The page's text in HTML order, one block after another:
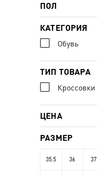
ПОЛ
КАТЕГОРИЯ
Обувь
ТИП ТОВАРА
Кроссовки
ЦЕНА
РАЗМЕР
35.5 36 37